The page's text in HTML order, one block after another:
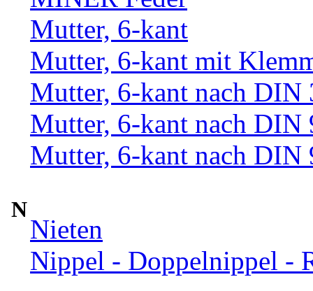
Mutter, 6-kant
Mutter, 6-kant mit
Mutter, 6-kant nach DIN
Mutter, 6-kant nach DIN
Mutter, 6-kant nach DIN
N
Nieten
Nippel - Doppelnippel -